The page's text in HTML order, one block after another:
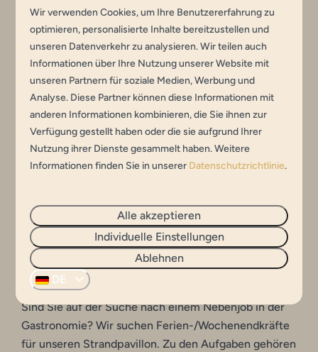
sein, umgeben von begeisterten Kindern? Dann
kommen Sie in den Ferien zu uns und arbeiten Sie als
Animateur. Sie organisieren verschiedene Aktivitäten
für die Kinder, die auf unserem Campingplatz
übernachten, wie z. B. Brötchen backen am
Lagerfeuer, Fußballspiele, verschiedene Spiele,
Bastelstunden am Strandpavillon, Tretbootfahren und
Discoabende. Das ist doch ein Fest für alle! Reagieren
Sie schnell und kommen Sie vorbei.
Ferien-/Wochenendaushilfe
Strandpavillon
Startdatum: 1. April 2026
Sind Sie auf der Suche nach einem Nebenjob in der
Gastronomie? Wir suchen Ferien-/Wochenendkräfte
für unseren Strandpavillon. Zu den Aufgaben gehören
Wir verwenden Cookies, um Ihre Benutzererfahrung zu
optimieren, personalisierte Inhalte bereitzustellen und
unseren Datenverkehr zu analysieren. Wir teilen auch
Informationen über Ihre Nutzung unserer Website mit
unseren Partnern für soziale Medien, Werbung und
Analyse. Diese Partner können diese Informationen mit
anderen Informationen kombinieren, die Sie ihnen zur
Verfügung gestellt haben oder die sie aufgrund Ihrer
Nutzung ihrer Dienste gesammelt haben. Weitere
Informationen finden Sie in unserer Datenschutzrichtlinie.
Alle akzeptieren
Individuelle Einstellungen
Ablehnen
DE